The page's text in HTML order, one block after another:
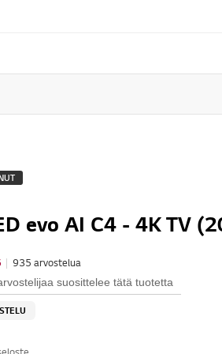
evo AI C4 - 4K TV
| 935 arvostelua
suosittelee tätä tuotetta